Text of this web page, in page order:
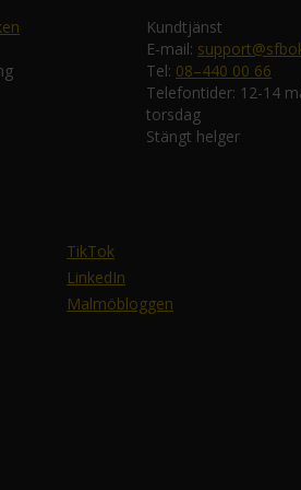
Kundtjänst
E-mail:
Tel: 08–440 00 66
Telefontider: 12-14
torsdag
Stängt helger
TikTok
LinkedIn
Malmöbloggen